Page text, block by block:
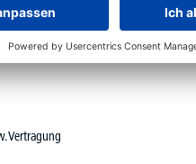
Vertragung